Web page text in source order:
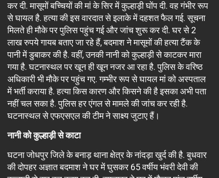
कर दी. मासूमों बच्चियों की मां के सिर में कुल्हाड़ी घोंप दी. वह गंभीर रूप
से घायल है. हत्या की इस वारदात से इलाके में दहशत फैल गई. सूचना
मिलते ही मौके पर पुलिस पहुंच गई और जांच शुरू कर दी. घर से 2
लाख रुपये गायब बताए जा रहे हैं, बदमाश ने मासूमों की हत्या टैंक के
पानी में डुबाकर की है. वहीं, उनकी नानी को कुल्हाड़ी से काटकर मारा
गया है. घटनास्थल पर खून ही खून नजर आ रहा है. पुलिस के वरिष्ठ
अधिकारी भी मौके पर पहुंच गए. गम्भीर रूप से घायल मां को अस्पताल
में भर्ती कराया है. हत्या किस कारण और किसने की है इसका अभी पता
नहीं चल सका है. पुलिस हर एंगल से मामले की जांच कर रही है.
घटनास्थल से एफएसएल की टीम ने साक्ष्य जुटाए हैं।
नानी को कुल्हाड़ी से काटा
घटना जोधपुर जिले के बनाड़ थाना क्षेत्र के नांदड़ा खुर्द की है. बुधवार
की दोपहर अज्ञात बदमाश ने घर में घुसकर 65 वर्षीय भंवरी देवी की